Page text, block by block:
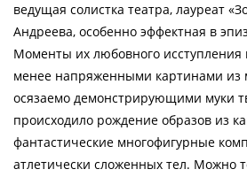
ведущая солистка театра, лауреат
Андреева, особенно эффектная в
Моменты их любовного
менее напряженными картинами из
осязаемо демонстрирующими муки
происходило рождение образов из
фантастические многофигурные
атлетически сложенных тел. Можно